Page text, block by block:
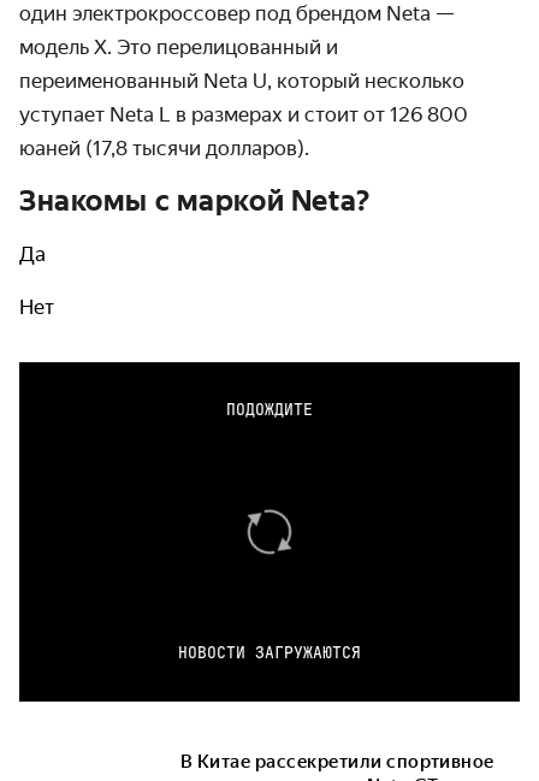
один электрокроссовер под брендом Neta —
модель X. Это перелицованный и
переименованный Neta U, который несколько
уступает Neta L в размерах и стоит от 126 800
юаней (17,8 тысячи долларов).
Знакомы с маркой Neta?
Да
Нет
ПОДОЖДИТЕ
НОВОСТИ ЗАГРУЖАЮТСЯ
В Китае рассекретили спортивное